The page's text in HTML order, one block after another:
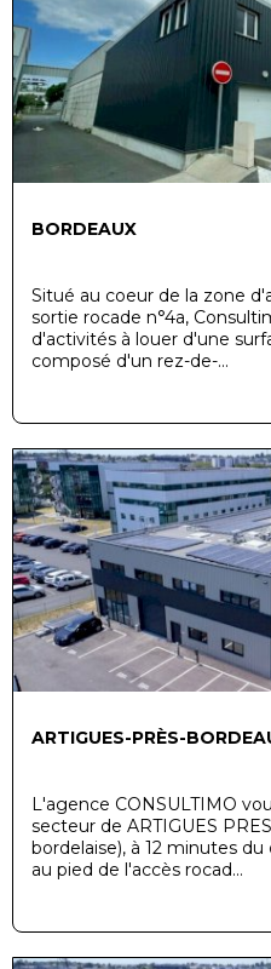
BORDEAUX
Situé au coeur de la zone
sortie rocade n°4a,
d'activités à louer d'une
composé d'un rez-de-...
ARTIGUES-PRÈS-
L'agence CONSULTIMO
secteur de ARTIGUES
bordelaise), à 12 minutes
au pied de l'accès rocad...